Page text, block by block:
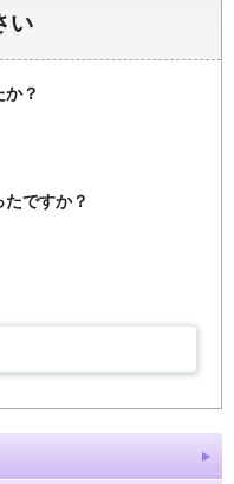
い
？
ですか？